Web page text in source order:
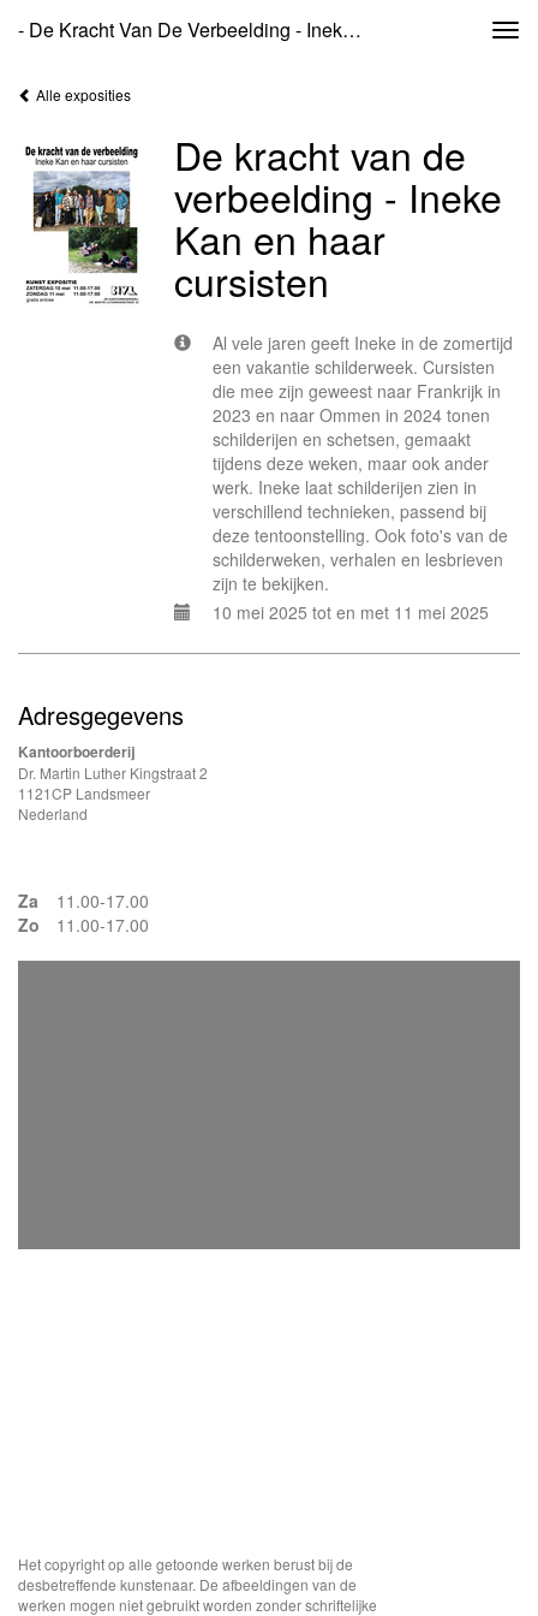
- De Kracht Van De Verbeelding - Ineke Kan En Haar Cursisten
Alle exposities
De kracht van de
verbeelding - Ineke
Kan en haar
cursisten
Al vele jaren geeft Ineke in de zomertijd
een vakantie schilderweek. Cursisten
die mee zijn geweest naar Frankrijk in
2023 en naar Ommen in 2024 tonen
schilderijen en schetsen, gemaakt
tijdens deze weken, maar ook ander
werk. Ineke laat schilderijen zien in
verschillend technieken, passend bij
deze tentoonstelling. Ook foto's van de
schilderweken, verhalen en lesbrieven
zijn te bekijken.
10 mei 2025 tot en met 11 mei 2025
Adresgegevens
Kantoorboerderij
Dr. Martin Luther Kingstraat 2
1121CP Landsmeer
Nederland
Za
11.00-17.00
Zo
11.00-17.00
Het copyright op alle getoonde werken berust bij de
desbetreffende kunstenaar. De afbeeldingen van de
werken mogen niet gebruikt worden zonder schriftelijke